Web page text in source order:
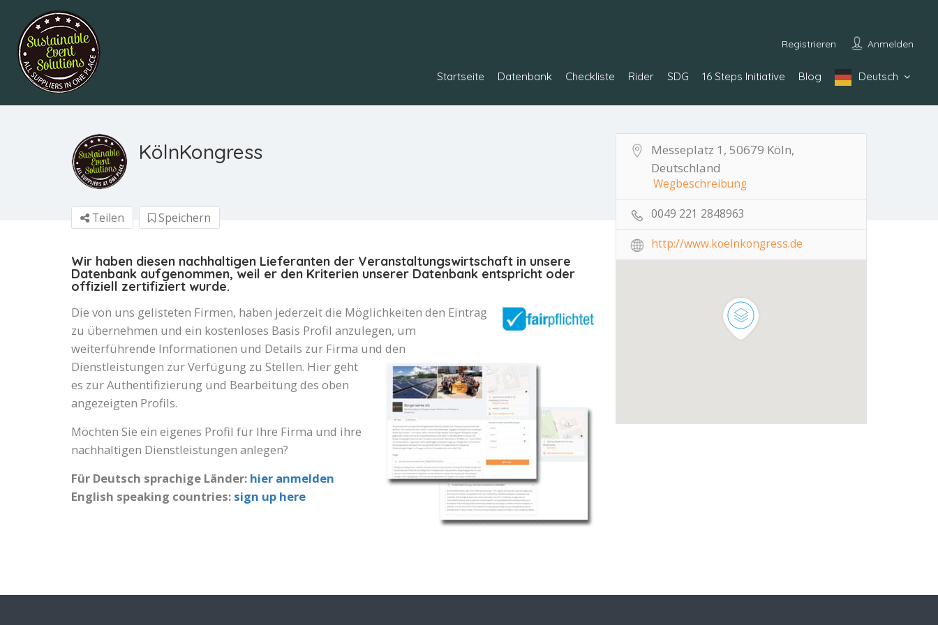
Registrieren Anmelden
Startseite Datenbank Checkliste Rider SDG 16 Steps Initiative Blog Deutsch
KölnKongress
Teilen Speichern
Wir haben diesen nachhaltigen Lieferanten der Veranstaltungswirtschaft in unsere
Datenbank aufgenommen, weil er den Kriterien unserer Datenbank entspricht oder
offiziell zertifiziert wurde.
Die von uns gelisteten Firmen, haben jederzeit die Möglichkeiten den Eintrag
zu übernehmen und ein kostenloses Basis Profil anzulegen, um
weiterführende Informationen und Details zur Firma und den
Dienstleistungen zur Verfügung zu Stellen. Hier geht
es zur Authentifizierung und Bearbeitung des oben
angezeigten Profils.
Möchten Sie ein eigenes Profil für Ihre Firma und ihre
nachhaltigen Dienstleistungen anlegen?
Für Deutsch sprachige Länder: hier anmelden
English speaking countries: sign up here
Messeplatz 1, 50679 Köln,
Deutschland
Wegbeschreibung
0049 221 2848963
http://www.koelnkongress.de